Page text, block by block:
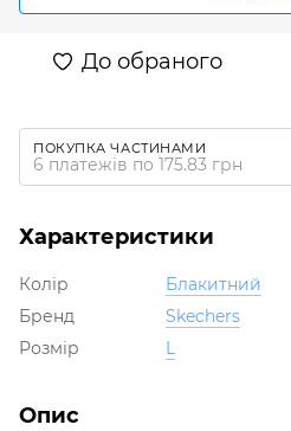
До обраного
ПОКУПКА ЧАСТИНАМИ
6 платежів по 175.83 грн
Характеристики
Колір
Блакитний
Бренд
Skechers
Розмір
L
Опис